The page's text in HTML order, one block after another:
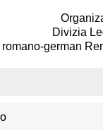
Divizia
german